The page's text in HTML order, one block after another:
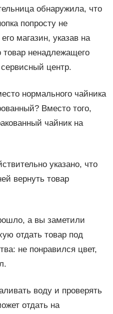
обнаружила, что
попросту не
магазин, указав на
товар ненадлежащего
центр.
нормального чайника
Вместо того,
чайник на
указано, что
вернуть товар
а вы заметили
отдать товар под
не понравился цвет,
воду и проверять
отдать на